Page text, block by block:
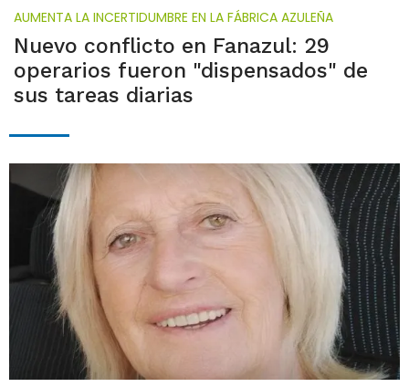
AUMENTA LA INCERTIDUMBRE EN LA FÁBRICA AZULEÑA
Nuevo conflicto en Fanazul: 29
operarios fueron "dispensados" de
sus tareas diarias